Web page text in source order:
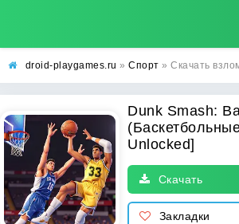
droid-playgames.ru » Спорт » Скачать взломанную Dunk Smash: Basketball
Dunk Smash:
Unlocked]
Скачать
Закладки